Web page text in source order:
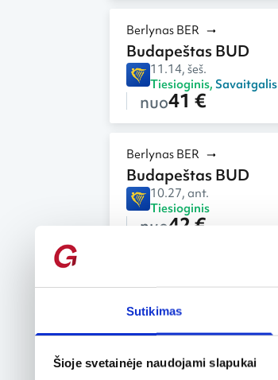
Sutikimas
Šioje svetainėje naudojami slapukai
Berlynas BER
Budapeštas BUD
11.14, šeš.
Tiesioginis, Savaitgalis
nuo41 €
Berlynas BER
Budapeštas BUD
10.27, ant.
Tiesioginis
nuo42 €
10.31, šeš.
Tiesioginis,Savaitgalis